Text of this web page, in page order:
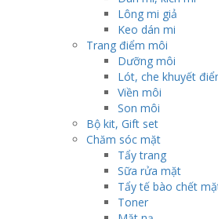
Lông mi giả
Keo dán mi
Trang điểm môi
Dưỡng môi
Lót, che khuyết
Viền môi
Son môi
Bộ kit, Gift set
Chăm sóc mặt
Tẩy trang
Sữa rửa mặt
Tẩy tế bào chết
Toner